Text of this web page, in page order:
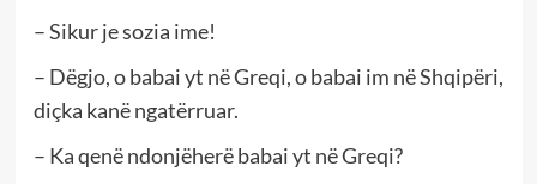
– Sikur je sozia ime!
– Dëgjo, o babai yt në Greqi, o babai im në Shqipëri,
diçka kanë ngatërruar.
– Ka qenë ndonjëherë babai yt në Greqi?